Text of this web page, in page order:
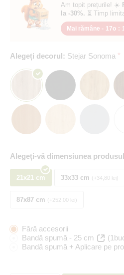
Am topit prețurile! ☀️
la -30%. ⏳ Timp
Mai rămâne - 17o :
Alegeți decorul: Stejar Sonoma
Alegeți-vă dimensiunea
21x21 cm 33x33 cm +34,80 lei
87x87 cm +252,00 lei
Fără accesorii
Bandă spumă - 25 cm
Bandă spumă + Aplicare pe